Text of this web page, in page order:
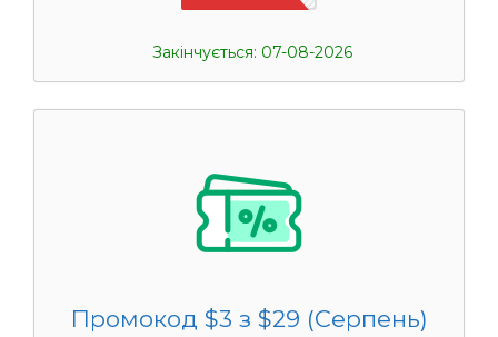
Закінчується: 07-08-2026
Промокод $3 з $29 (Серпень)